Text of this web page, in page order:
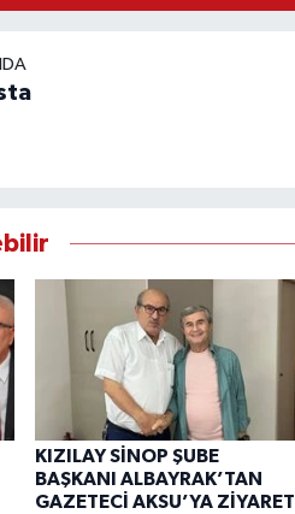
KIZILAY SİNOP ŞUBE
BAŞKANI ALBAYRAK’TAN
GAZETECİ AKSU’YA ZİYARET